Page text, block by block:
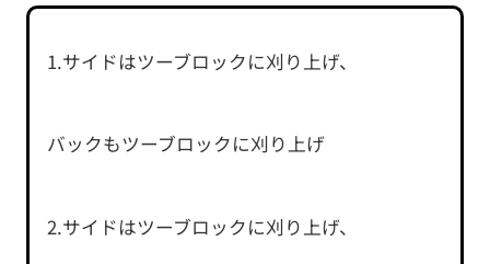
1.サイドはツーブロックに刈り上げ、
バックもツーブロックに刈り上げ
2.サイドはツーブロックに刈り上げ、